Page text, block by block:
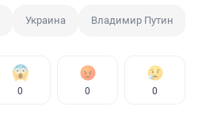
Украина Владимир Путин
0 0 0